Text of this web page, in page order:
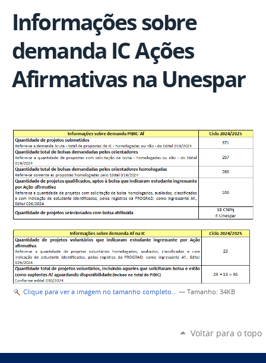
Informações sobre
demanda IC Ações
Afirmativas na Unespar
Clique para ver a imagem no tamanho completo… — Tamanho: 34KB
Voltar para o topo